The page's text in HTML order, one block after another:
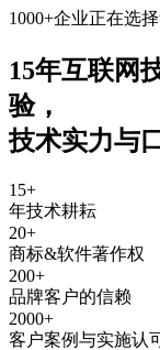
1000+企业正在选
15年互联网
验，
技术实力与
15+
年技术耕耘
20+
商标&软件著作权
200+
品牌客户的信赖
2000+
客户案例与实施认